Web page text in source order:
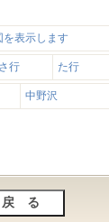
表示します
さ行 た行
中野沢